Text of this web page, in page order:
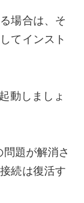
場合は、そ
てインスト
動しましょ
問題が解消さ
続は復活す